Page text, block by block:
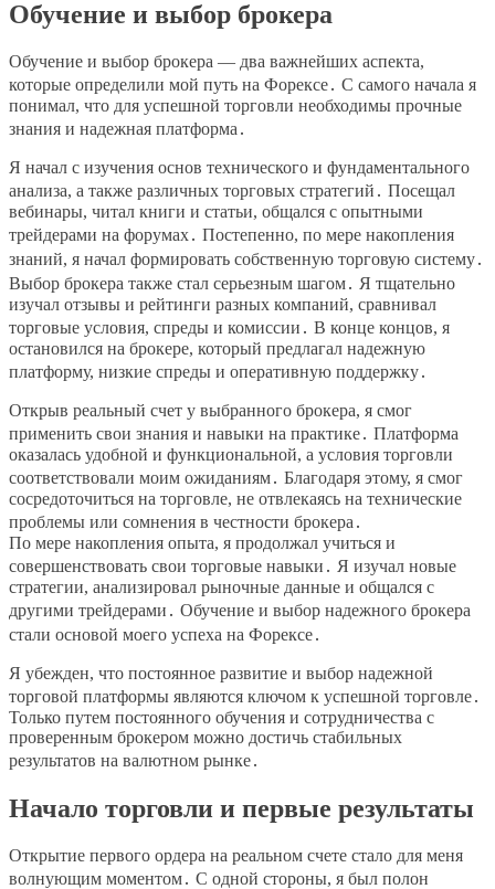
Обучение и выбор брокера
Обучение и выбор брокера ― два важнейших аспекта,
которые определили мой путь на Форексе․ С самого начала я
понимал, что для успешной торговли необходимы прочные
знания и надежная платформа․
Я начал с изучения основ технического и фундаментального
анализа, а также различных торговых стратегий․ Посещал
вебинары, читал книги и статьи, общался с опытными
трейдерами на форумах․ Постепенно, по мере накопления
знаний, я начал формировать собственную торговую систему․
Выбор брокера также стал серьезным шагом․ Я тщательно
изучал отзывы и рейтинги разных компаний, сравнивал
торговые условия, спреды и комиссии․ В конце концов, я
остановился на брокере, который предлагал надежную
платформу, низкие спреды и оперативную поддержку․
Открыв реальный счет у выбранного брокера, я смог
применить свои знания и навыки на практике․ Платформа
оказалась удобной и функциональной, а условия торговли
соответствовали моим ожиданиям․ Благодаря этому, я смог
сосредоточиться на торговле, не отвлекаясь на технические
проблемы или сомнения в честности брокера․
По мере накопления опыта, я продолжал учиться и
совершенствовать свои торговые навыки․ Я изучал новые
стратегии, анализировал рыночные данные и общался с
другими трейдерами․ Обучение и выбор надежного брокера
стали основой моего успеха на Форексе․
Я убежден, что постоянное развитие и выбор надежной
торговой платформы являются ключом к успешной торговле․
Только путем постоянного обучения и сотрудничества с
проверенным брокером можно достичь стабильных
результатов на валютном рынке․
Начало торговли и первые результаты
Открытие первого ордера на реальном счете стало для меня
волнующим моментом․ С одной стороны, я был полон